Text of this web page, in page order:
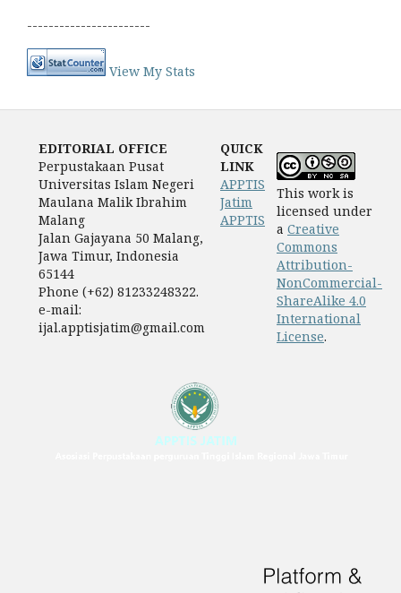
-----------------------
View My Stats
EDITORIAL OFFICE
Perpustakaan Pusat
Universitas Islam Negeri
Maulana Malik Ibrahim
Malang
Jalan Gajayana 50 Malang,
Jawa Timur, Indonesia
65144
Phone (+62) 81233248322.
e-mail:
ijal.apptisjatim@gmail.com
QUICK
LINK
APPTIS
Jatim
APPTIS
This work is
licensed under
a Creative
Commons
Attribution-
NonCommercial-
ShareAlike 4.0
International
License.